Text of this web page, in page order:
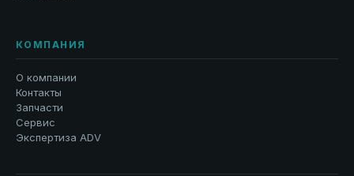
КОМПАНИЯ
О компании
Контакты
Запчасти
Сервис
Экспертиза ADV